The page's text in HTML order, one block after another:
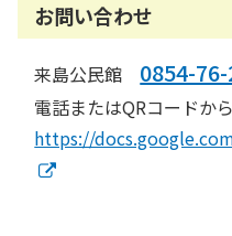
お問い合わせ
来島公民館 0854-
電話またはQRコードか
https://